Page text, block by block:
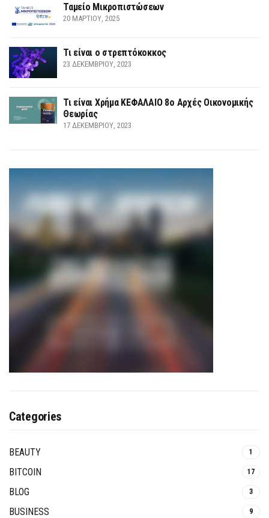
Ταμείο Μικροπιστώσεων
20 ΜΑΡΤΊΟΥ, 2025
Τι είναι ο στρεπτόκοκκος
23 ΔΕΚΕΜΒΡΊΟΥ, 2023
Τι είναι Χρήμα ΚΕΦΑΛΑΙΟ 8ο Αρχές Οικονομικής
Θεωρίας
17 ΔΕΚΕΜΒΡΊΟΥ, 2023
Categories
BEAUTY 1
BITCOIN 17
BLOG 3
BUSINESS 9